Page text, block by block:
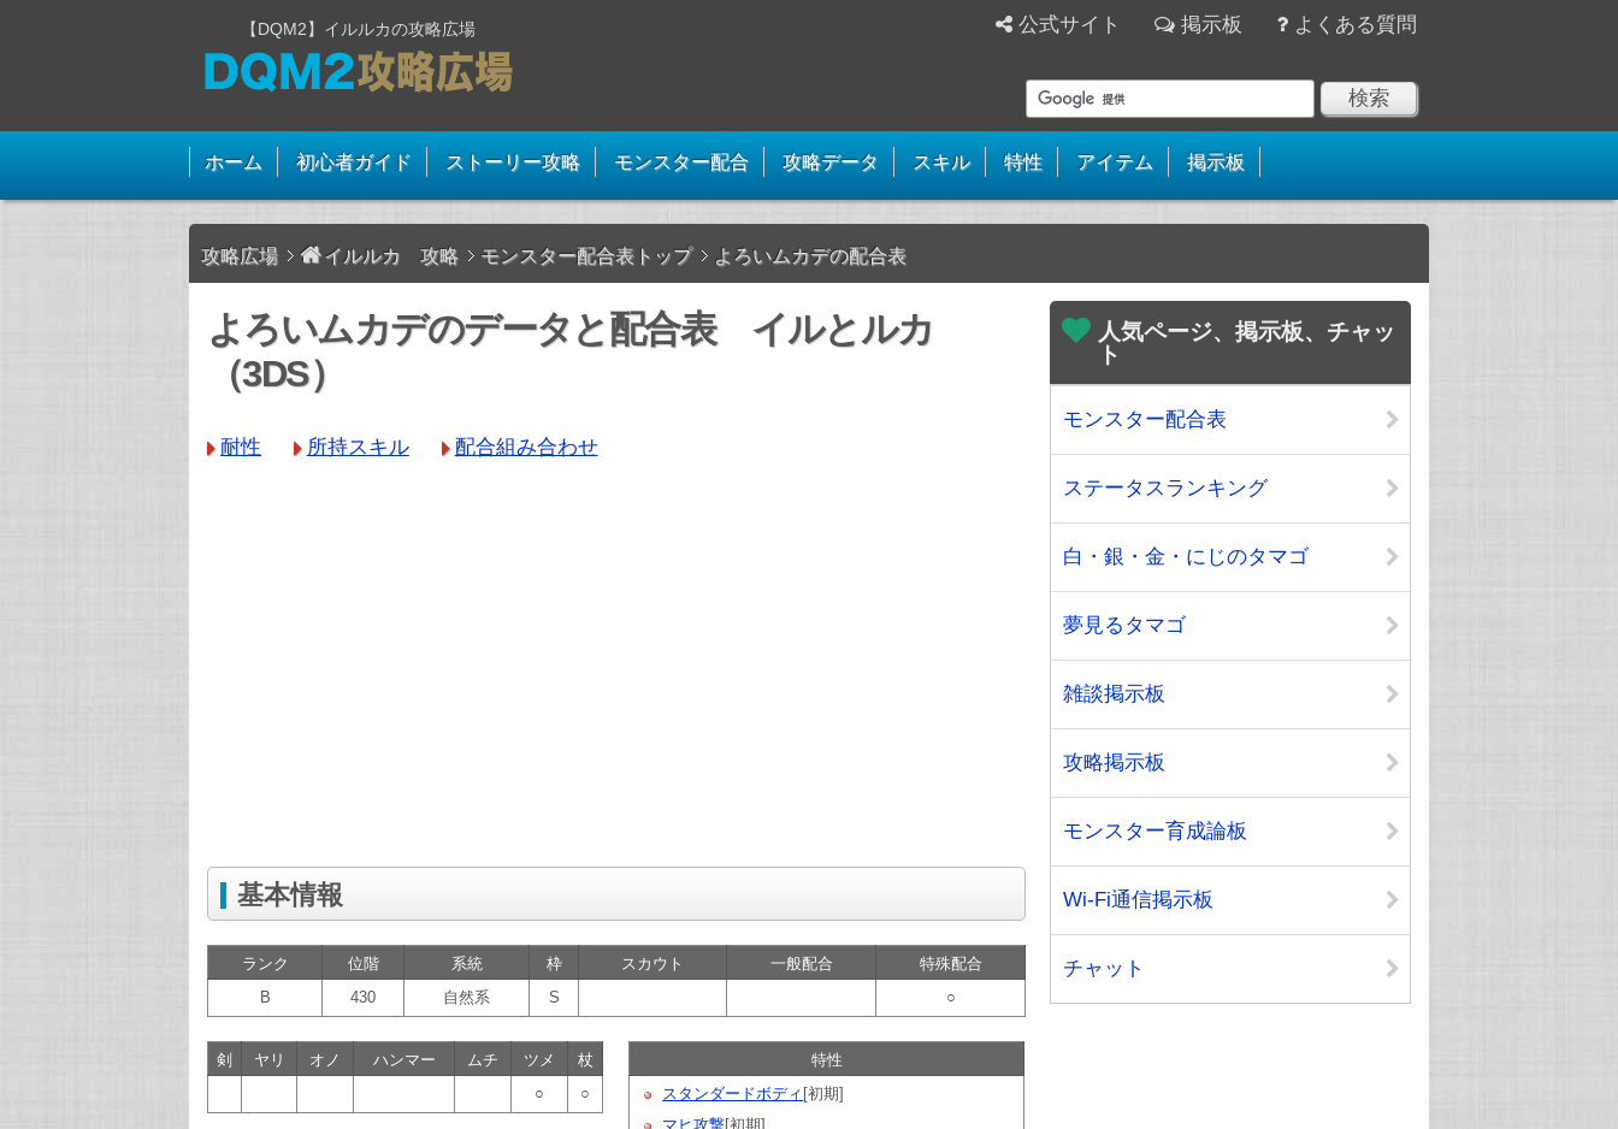
【DQM2】イルルカの攻略広場 公式サイト 掲示板 よくある質問
ホーム 初心者ガイド ストーリー攻略 モンスター配合 攻略データ スキル 特性 アイテム 掲示板
攻略広場 イルルカ 攻略 モンスター配合表トップ よろいムカデの配合表
よろいムカデのデータと配合表 イルとルカ
（3DS）
耐性 所持スキル 配合組み合わせ
基本情報
ランク 位階 系統 枠 スカウト 一般配合
特殊配合
B
430 自然系 S ○
剣 ヤリ オノ ハンマー ムチ ツメ
杖
○
○
特性
スタンダードボディ [初期]
マヒ攻撃[初期]
人気ページ、掲示板、チャッ
ト
モンスター配合表
ステータスランキング
白・銀・金・にじのタマゴ
夢見るタマゴ
雑談掲示板
攻略掲示板
モンスター育成論板
Wi-Fi通信掲示板
チャット